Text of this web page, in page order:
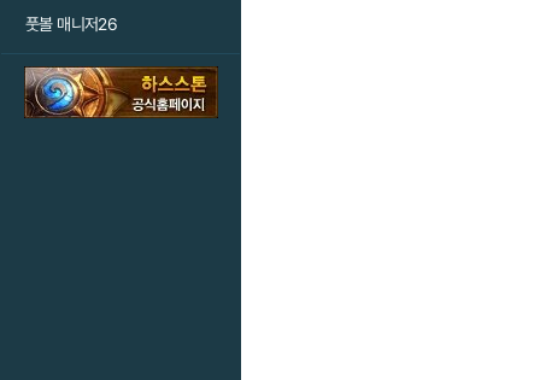
풋볼 매니저26